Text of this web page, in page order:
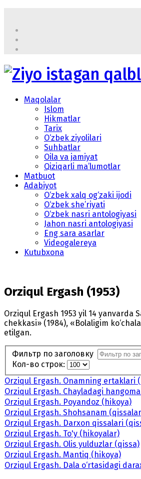
Maqolalar
Islom
Hikmatlar
Tarix
O‘zbek ziyolilari
Suhbatlar
Oila va jamiyat
Qiziqarli ma’lumotlar
Matbuot
Adabiyot
O‘zbek xalq og‘zaki ijodi
O‘zbek she’riyati
O‘zbek nasri antologiyasi
Jahon nasri antologiyasi
Eng sara asarlar
Videogalereya
Kutubxona
Orziqul Ergash (1953)
Orziqul Ergash 1953 yil 14 yanvarda
chekkasi» (1984), «Bolaligim
etilgan.
Фильтр по заголовку
Кол-во строк:
Orziqul Ergash. Onamning ertaklari
Orziqul Ergash. Chayladagi
Orziqul Ergash. Poyandoz (hikoya)
Orziqul Ergash. Shohsanam
Orziqul Ergash. Darxon qissalari
Orziqul Ergash. To'y (hikoyalar)
Orziqul Ergash. Olis yulduzlar (qissa)
Orziqul Ergash. Mantiq (hikoya)
Orziqul Ergash. Dala o‘rtasidagi